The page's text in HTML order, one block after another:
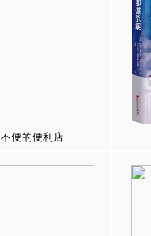
不便的便利店